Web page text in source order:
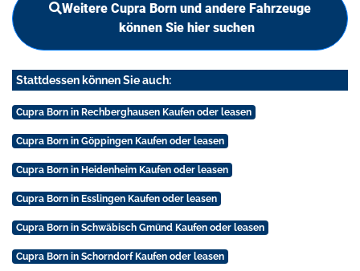
Weitere Cupra Born und andere Fahrzeuge
können Sie hier suchen
Stattdessen können Sie auch:
Cupra Born in Rechberghausen Kaufen oder leasen
Cupra Born in Göppingen Kaufen oder leasen
Cupra Born in Heidenheim Kaufen oder leasen
Cupra Born in Esslingen Kaufen oder leasen
Cupra Born in Schwäbisch Gmünd Kaufen oder leasen
Cupra Born in Schorndorf Kaufen oder leasen